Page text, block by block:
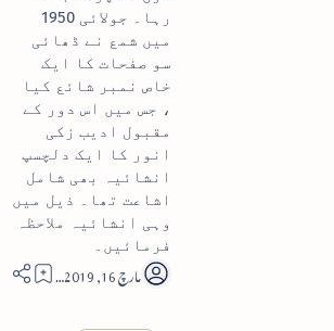
رہا۔ جولائی 1950
میں شمع نے ڈھائی
سو صفحات کا ایک
خاص نمبر شائع کیا
، جس میں اس دور کے
مقبول ادیب زکی
انور کا ایک دلچسپ
انشائیہ بھی شامل
اشاعت تھا۔ ذیل میں
وہی انشائیہ ملاحظہ
فرمائیں۔
43